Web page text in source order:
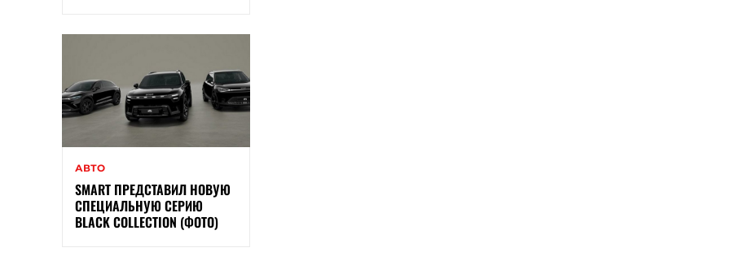
АВТО
SMART ПРЕДСТАВИЛ НОВУЮ
СПЕЦИАЛЬНУЮ СЕРИЮ
BLACK COLLECTION (ФОТО)